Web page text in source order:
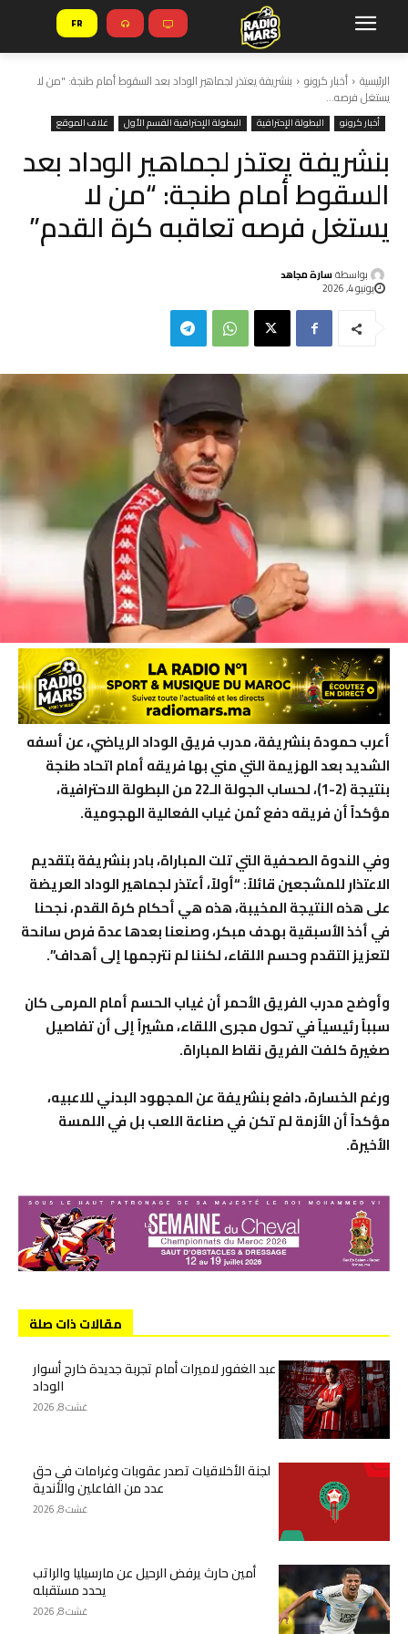
FR
الرئيسية أخبار كرونو بنشريفة يعتذر لجماهير الوداد بعد السقوط أمام طنجة: "من لا
يستغل فرصه...
أخبار كرونو البطولة الإحترافية البطولة الإحترافية القسم الأول غلاف الموقع
بنشريفة يعتذر لجماهير الوداد بعد
السقوط أمام طنجة: “من لا
يستغل فرصه تعاقبه كرة القدم”
بواسطةسارة مجاهد
يونيو 4, 2026
أعرب حمودة بنشريفة، مدرب فريق الوداد الرياضي، عن أسفه
الشديد بعد الهزيمة التي مني بها فريقه أمام اتحاد طنجة
بنتيجة (2-1)، لحساب الجولة الـ22 من البطولة الاحترافية،
مؤكداً أن فريقه دفع ثمن غياب الفعالية الهجومية.
وفي الندوة الصحفية التي تلت المباراة، بادر بنشريفة بتقديم
الاعتذار للمشجعين قائلاً: “أولاً، أعتذر لجماهير الوداد العريضة
على هذه النتيجة المخيبة، هذه هي أحكام كرة القدم، نجحنا
في أخذ الأسبقية بهدف مبكر، وصنعنا بعدها عدة فرص سانحة
لتعزيز التقدم وحسم اللقاء، لكننا لم نترجمها إلى أهداف”.
وأوضح مدرب الفريق الأحمر أن غياب الحسم أمام المرمى كان
سبباً رئيسياً في تحول مجرى اللقاء، مشيراً إلى أن تفاصيل
صغيرة كلفت الفريق نقاط المباراة.
ورغم الخسارة، دافع بنشريفة عن المجهود البدني للاعبيه،
مؤكداً أن الأزمة لم تكن في صناعة اللعب بل في اللمسة
الأخيرة.
مقالات ذات صلة
عبد الغفور لاميرات أمام تجربة جديدة خارج أسوار
الوداد
غشت 8, 2026
لجنة الأخلاقيات تصدر عقوبات وغرامات في حق
عدد من الفاعلين والأندية
غشت 8, 2026
أمين حارث يرفض الرحيل عن مارسيليا والراتب
يحدد مستقبله
غشت 8, 2026